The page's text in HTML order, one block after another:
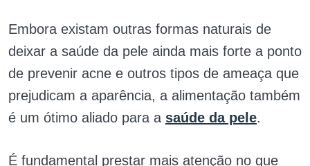
Embora existam outras formas naturais de
deixar a saúde da pele ainda mais forte a ponto
de prevenir acne e outros tipos de ameaça que
prejudicam a aparência, a alimentação também
é um ótimo aliado para a saúde da pele.
É fundamental prestar mais atenção no que